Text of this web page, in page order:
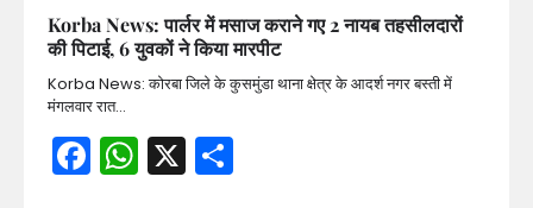
Korba News: पार्लर में मसाज कराने गए 2 नायब तहसीलदारों
की पिटाई, 6 युवकों ने किया मारपीट
Korba News: कोरबा जिले के कुसमुंडा थाना क्षेत्र के आदर्श नगर बस्ती में
मंगलवार रात…
Facebook
WhatsApp
X